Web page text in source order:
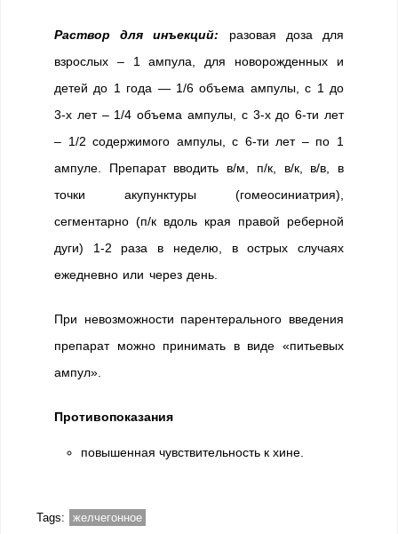
Раствор для инъекций: разовая доза для
взрослых – 1 ампула, для новорожденных и
детей до 1 года — 1/6 объема ампулы, с 1 до
3-х лет – 1/4 объема ампулы, с 3-х до 6-ти лет
– 1/2 содержимого ампулы, с 6-ти лет – по 1
ампуле. Препарат вводить в/м, п/к, в/к, в/в, в
точки акупунктуры (гомеосиниатрия),
сегментарно (п/к вдоль края правой реберной
дуги) 1-2 раза в неделю, в острых случаях
ежедневно или через день.
При невозможности парентерального введения
препарат можно принимать в виде «питьевых
ампул».
Противопоказания
повышенная чувствительность к хине.
Tags: желчегонное